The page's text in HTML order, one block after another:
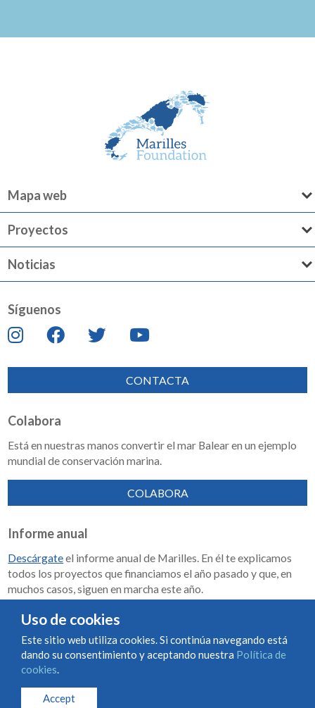
Mapa web
Proyectos
Noticias
Síguenos
CONTACTA
Colabora
Está en nuestras manos convertir el mar Balear en un ejemplo
mundial de conservación marina.
COLABORA
Informe anual
Descárgateel informe anual de Marilles. En él te explicamos
todos los proyectos que financiamos el año pasado y que, en
muchos casos, siguen en marcha este año.
Memoria de impacto 2018-2023
Condiciones de uso y contratación
© Marilles Foundation
Uso de cookies
Este sitio web utiliza cookies. Si continúa navegando está
dando su consentimiento y aceptando nuestra Política de
cookies.
Accept